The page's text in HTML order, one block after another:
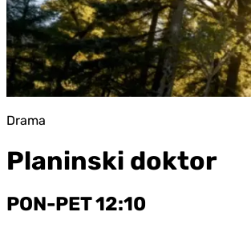
Drama
Planinski doktor
PON-PET 12:10